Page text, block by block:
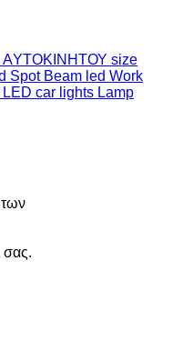
size
Spot Beam led Work
car lights Lamp
σας.